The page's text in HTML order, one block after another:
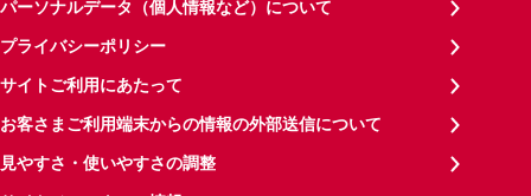
パーソナルデータ（個人情報など）について
プライバシーポリシー
サイトご利用にあたって
お客さまご利用端末からの情報の外部送信について
見やすさ・使いやすさの調整